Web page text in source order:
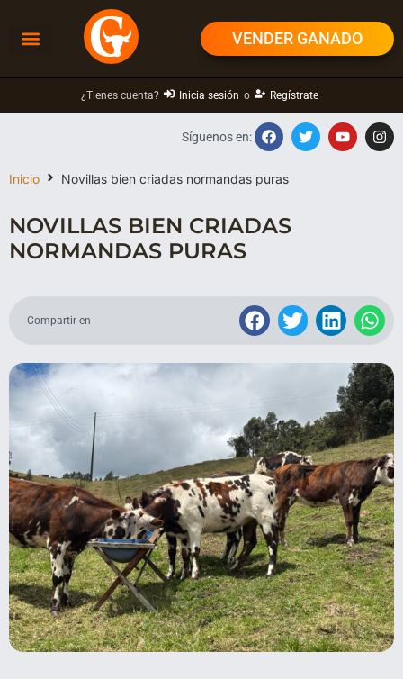
VENDER GANADO
¿Tienes cuenta? Inicia sesión o Regístrate
Inicio Novillas bien criadas normandas puras
Síguenos en:
NOVILLAS BIEN CRIADAS
NORMANDAS PURAS
Compartir en